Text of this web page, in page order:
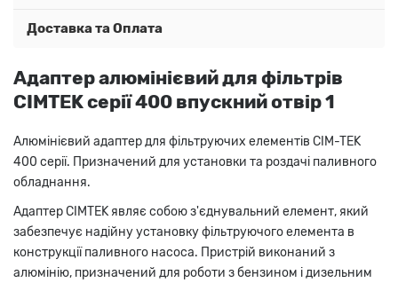
Доставка та Оплата
Адаптер алюмінієвий для фільтрів
CIMTEK серії 400 впускний отвір 1
Алюмінієвий адаптер для фільтруючих елементів CIM-TEK
400 серії. Призначений для установки та роздачі паливного
обладнання.
Адаптер CIMTEK являє собою з'єднувальний елемент, який
забезпечує надійну установку фільтруючого елемента в
конструкції паливного насоса. Пристрій виконаний з
алюмінію, призначений для роботи з бензином і дизельним